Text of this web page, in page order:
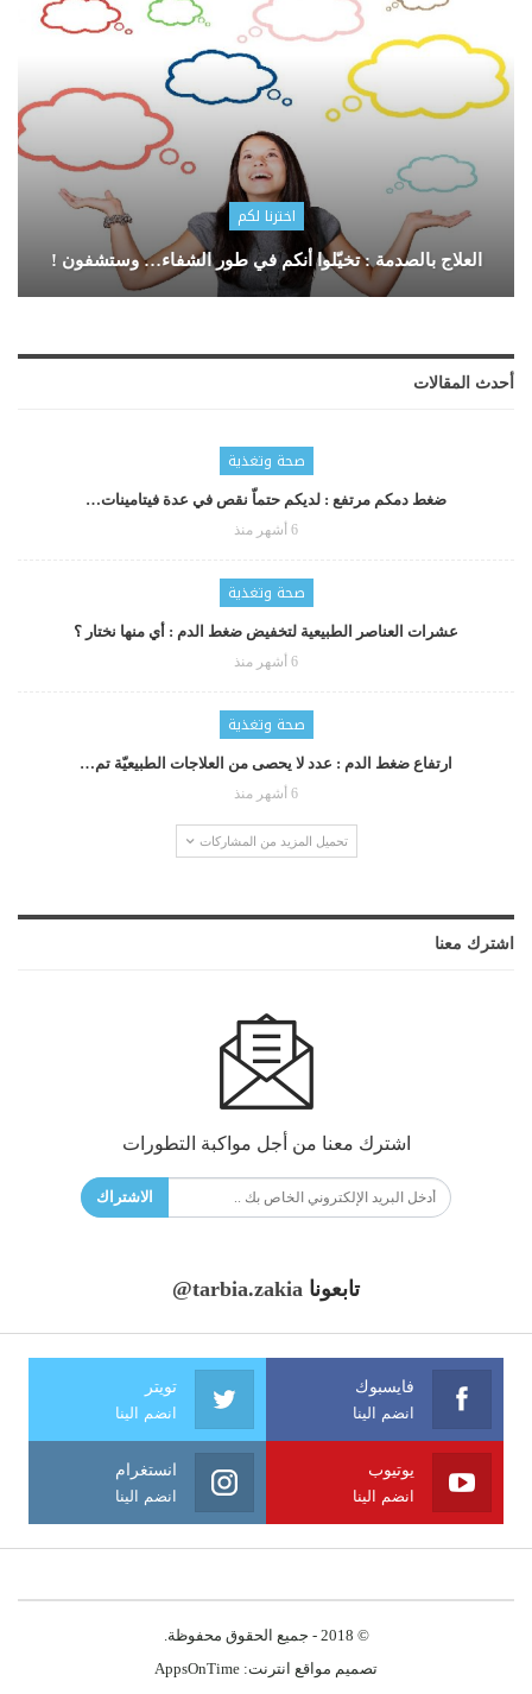
اخترنا لكم
العلاج بالصدمة : تخيّلوا أنكم في طور الشفاء… وستشفون !
أحدث المقالات
صحة وتغذية
ضغط دمكم مرتفع : لديكم حتماّ نقص في عدة فيتامينات…
6 أشهر منذ
صحة وتغذية
عشرات العناصر الطبيعية لتخفيض ضغط الدم : أي منها نختار ؟
6 أشهر منذ
صحة وتغذية
ارتفاع ضغط الدم : عدد لا يحصى من العلاجات الطبيعيّة تم…
6 أشهر منذ
تحميل المزيد من المشاركات
اشترك معنا
اشترك معنا من أجل مواكبة التطورات
الاشتراك
تابعونا @tarbia.zakia
فايسبوك
انضم الينا
تويتر
انضم الينا
يوتيوب
انضم الينا
انستغرام
انضم الينا
© 2018 - جميع الحقوق محفوظة.
تصميم مواقع انترنت: AppsOnTime